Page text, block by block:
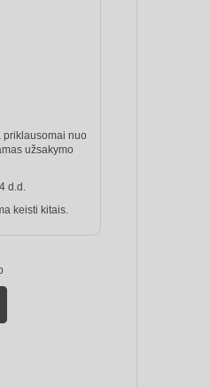
priklausomai nuo
užsakymo
d.d.
keisti kitais.